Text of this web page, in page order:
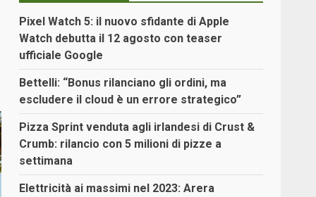
Pixel Watch 5: il nuovo sfidante di Apple
Watch debutta il 12 agosto con teaser
ufficiale Google
Bettelli: “Bonus rilanciano gli ordini, ma
escludere il cloud è un errore strategico”
Pizza Sprint venduta agli irlandesi di Crust &
Crumb: rilancio con 5 milioni di pizze a
settimana
Elettricità ai massimi nel 2023: Arera